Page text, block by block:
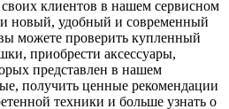
клиентов в нашем сервисном
новый, удобный и современный
можете проверить купленный
приобрести аксессуары,
представлен в нашем
получить ценные рекомендации
техники и больше узнать о